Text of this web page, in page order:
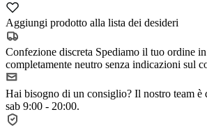
Aggiungi prodotto alla lista dei desideri
Confezione discreta Spediamo il tuo ordine
completamente neutro senza indicazioni sul
Hai bisogno di un consiglio? Il nostro team è
sab 9:00 - 20:00.